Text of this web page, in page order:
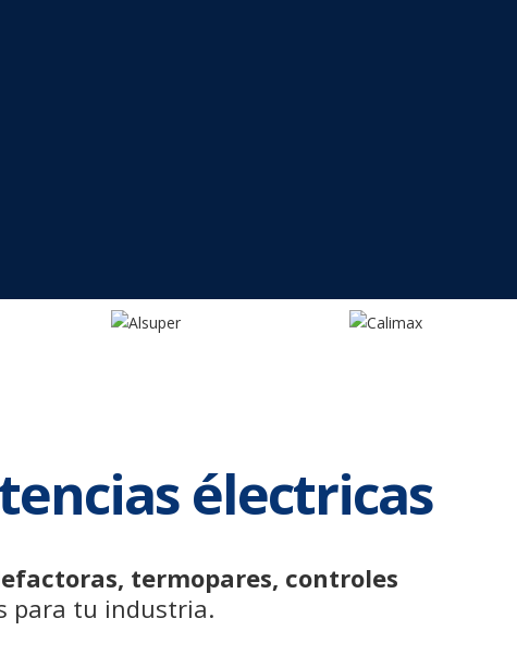
électricas
termopares, controles
para tu industria.